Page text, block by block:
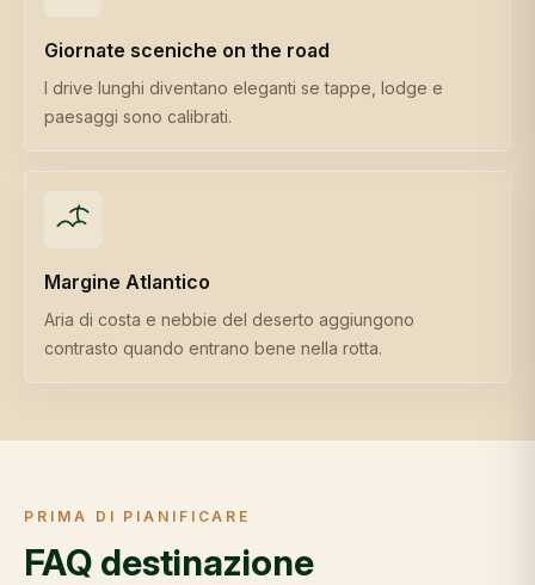
Giornate sceniche on the road
I drive lunghi diventano eleganti se tappe, lodge e
paesaggi sono calibrati.
Margine Atlantico
Aria di costa e nebbie del deserto aggiungono
contrasto quando entrano bene nella rotta.
PRIMA DI PIANIFICARE
FAQ destinazione